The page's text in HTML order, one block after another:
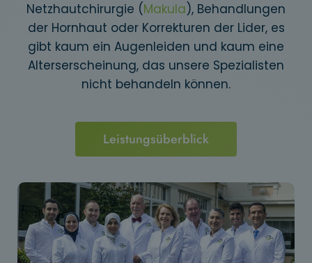
Netzhautchirurgie (Makula), Behandlungen
der Hornhaut oder Korrekturen der Lider, es
gibt kaum ein Augenleiden und kaum eine
Alterserscheinung, das unsere Spezialisten
nicht behandeln können.
Leistungsüberblick